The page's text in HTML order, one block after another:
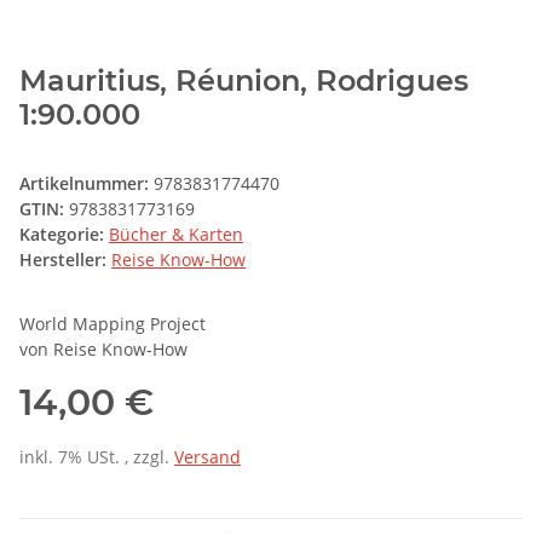
Mauritius, Réunion, Rodrigues
1:90.000
Artikelnummer: 9783831774470
GTIN: 9783831773169
Kategorie: Bücher & Karten
Hersteller: Reise Know-How
World Mapping Project
von Reise Know-How
14,00 €
inkl. 7% USt. , zzgl. Versand